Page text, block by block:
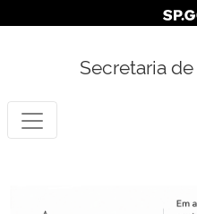
Secretaria de